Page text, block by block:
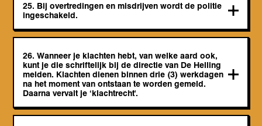
25. Bij overtredingen en misdrijven wordt de politie
ingeschakeld.
26. Wanneer je klachten hebt, van welke aard ook,
kunt je die schriftelijk bij de directie van De Helling
melden. Klachten dienen binnen drie (3) werkdagen
na het moment van ontstaan te worden gemeld.
Daarna vervalt je ‘klachtrecht'.